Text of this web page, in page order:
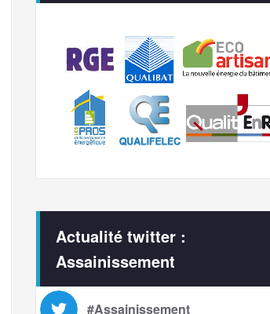
Actualité twitter :
Assainissement
#Assainissement